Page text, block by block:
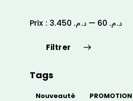
Filtrer
Prix : د.م. 60 —د.م. 3.450
Tags
Nouveauté PROMOTION